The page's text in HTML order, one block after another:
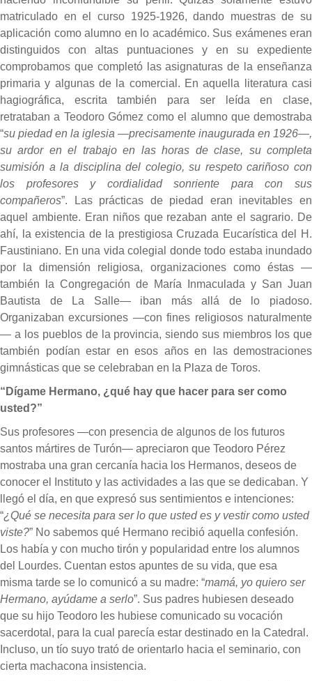
matriculado en el curso 1925-1926, dando muestras de su
aplicación como alumno en lo académico. Sus exámenes eran
distinguidos con altas puntuaciones y en su expediente
comprobamos que completó las asignaturas de la enseñanza
primaria y algunas de la comercial. En aquella literatura casi
hagiográfica, escrita también para ser leída en clase,
retrataban a Teodoro Gómez como el alumno que demostraba
“su piedad en la iglesia —precisamente inaugurada en 1926—,
su ardor en el trabajo en las horas de clase, su completa
sumisión a la disciplina del colegio, su respeto cariñoso con
los profesores y cordialidad sonriente para con sus
compañeros”. Las prácticas de piedad eran inevitables en
aquel ambiente. Eran niños que rezaban ante el sagrario. De
ahí, la existencia de la prestigiosa Cruzada Eucarística del H.
Faustiniano. En una vida colegial donde todo estaba inundado
por la dimensión religiosa, organizaciones como éstas —
también la Congregación de María Inmaculada y San Juan
Bautista de La Salle— iban más allá de lo piadoso.
Organizaban excursiones —con fines religiosos naturalmente
— a los pueblos de la provincia, siendo sus miembros los que
también podían estar en esos años en las demostraciones
gimnásticas que se celebraban en la Plaza de Toros.
“Dígame Hermano, ¿qué hay que hacer para ser como
usted?”
Sus profesores —con presencia de algunos de los futuros
santos mártires de Turón— apreciaron que Teodoro Pérez
mostraba una gran cercanía hacia los Hermanos, deseos de
conocer el Instituto y las actividades a las que se dedicaban. Y
llegó el día, en que expresó sus sentimientos e intenciones:
“¿Qué se necesita para ser lo que usted es y vestir como usted
viste?” No sabemos qué Hermano recibió aquella confesión.
Los había y con mucho tirón y popularidad entre los alumnos
del Lourdes. Cuentan estos apuntes de su vida, que esa
misma tarde se lo comunicó a su madre: “mamá, yo quiero ser
Hermano, ayúdame a serlo”. Sus padres hubiesen deseado
que su hijo Teodoro les hubiese comunicado su vocación
sacerdotal, para la cual parecía estar destinado en la Catedral.
Incluso, un tío suyo trató de orientarlo hacia el seminario, con
cierta machacona insistencia.